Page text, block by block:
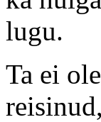
lugu.
Ta ei